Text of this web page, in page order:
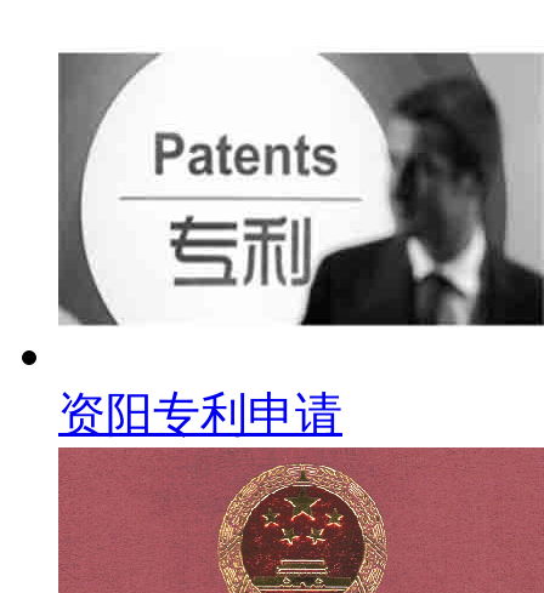
资阳专利申请